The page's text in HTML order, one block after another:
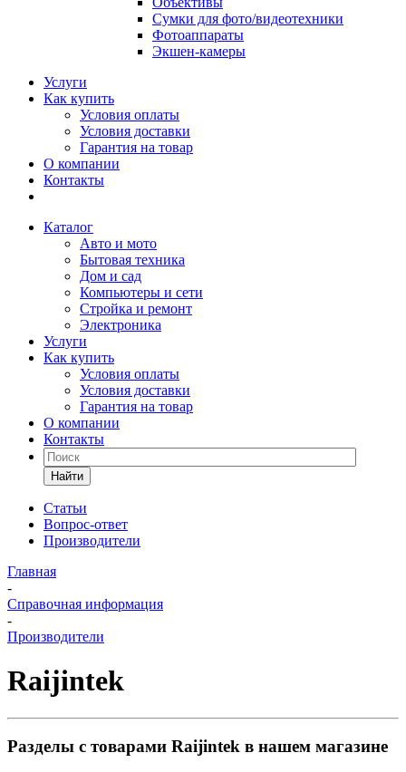
Сумки для фото/видеотехники
Фотоаппараты
Экшен-камеры
Услуги
Как купить
Условия оплаты
Условия доставки
Гарантия на товар
О компании
Контакты
Каталог
Авто и мото
Бытовая техника
Дом и сад
Компьютеры и сети
Стройка и ремонт
Электроника
Услуги
Как купить
Условия оплаты
Условия доставки
Гарантия на товар
О компании
Контакты
Найти
Статьи
Вопрос-ответ
Производители
Главная
-
Справочная информация
-
Производители
Raijintek
Разделы с товарами Raijintek в нашем магазине